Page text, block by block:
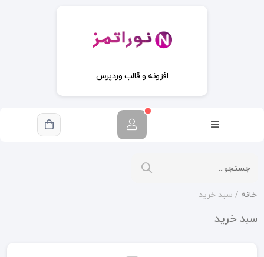
افزونه و قالب وردپرس
خانه / سبد خرید
سبد خرید